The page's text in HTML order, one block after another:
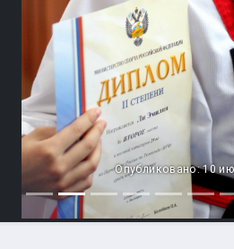
Опубликовано: 10